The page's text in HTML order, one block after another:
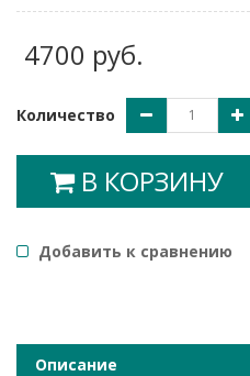
4700 руб.
Количество
В КОРЗИНУ
Добавить к сравнению
Описание